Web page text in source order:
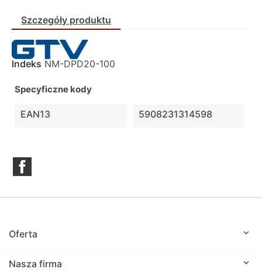
Szczegóły produktu
Indeks NM-DPD20-100
Specyficzne kody
EAN13 5908231314598
Oferta 
Nasza firma 